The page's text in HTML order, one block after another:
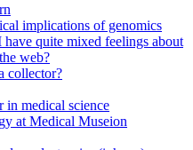
implications of genomics
quite mixed feelings about
web?
collector?
medical science
at Medical Museion